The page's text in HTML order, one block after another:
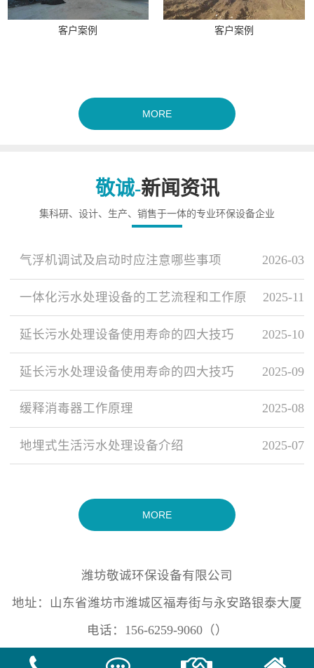
客户案例 客户案例
MORE
敬诚-新闻资讯
集科研、设计、生产、销售于一体的专业环保设备企业
2026-03
气浮机调试及启动时应注意哪些事项
2025-11
一体化污水处理设备的工艺流程和工作原
2025-10
延长污水处理设备使用寿命的四大技巧
2025-09
延长污水处理设备使用寿命的四大技巧
2025-08
缓释消毒器工作原理
2025-07
地埋式生活污水处理设备介绍
MORE
潍坊敬诚环保设备有限公司
地址：山东省潍坊市潍城区福寿街与永安路银泰大厦
电话：156-6259-9060（）